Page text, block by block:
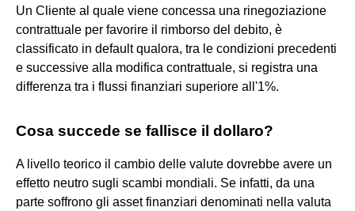
Un Cliente al quale viene concessa una rinegoziazione
contrattuale per favorire il rimborso del debito, è
classificato in default qualora, tra le condizioni precedenti
e successive alla modifica contrattuale, si registra una
differenza tra i flussi finanziari superiore all'1%.
Cosa succede se fallisce il dollaro?
A livello teorico il cambio delle valute dovrebbe avere un
effetto neutro sugli scambi mondiali. Se infatti, da una
parte soffrono gli asset finanziari denominati nella valuta